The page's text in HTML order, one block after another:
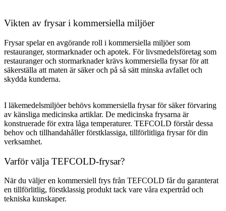
Vikten av frysar i kommersiella miljöer
Frysar spelar en avgörande roll i kommersiella miljöer som
restauranger, stormarknader och apotek. För livsmedelsföretag som
restauranger och stormarknader krävs kommersiella frysar för att
säkerställa att maten är säker och på så sätt minska avfallet och
skydda kunderna.
I läkemedelsmiljöer behövs kommersiella frysar för säker förvaring
av känsliga medicinska artiklar. De medicinska frysarna är
konstruerade för extra låga temperaturer. TEFCOLD förstår dessa
behov och tillhandahåller förstklassiga, tillförlitliga frysar för din
verksamhet.
Varför välja TEFCOLD-frysar?
När du väljer en kommersiell frys från TEFCOLD får du garanterat
en tillförlitlig, förstklassig produkt tack vare våra expertråd och
tekniska kunskaper.